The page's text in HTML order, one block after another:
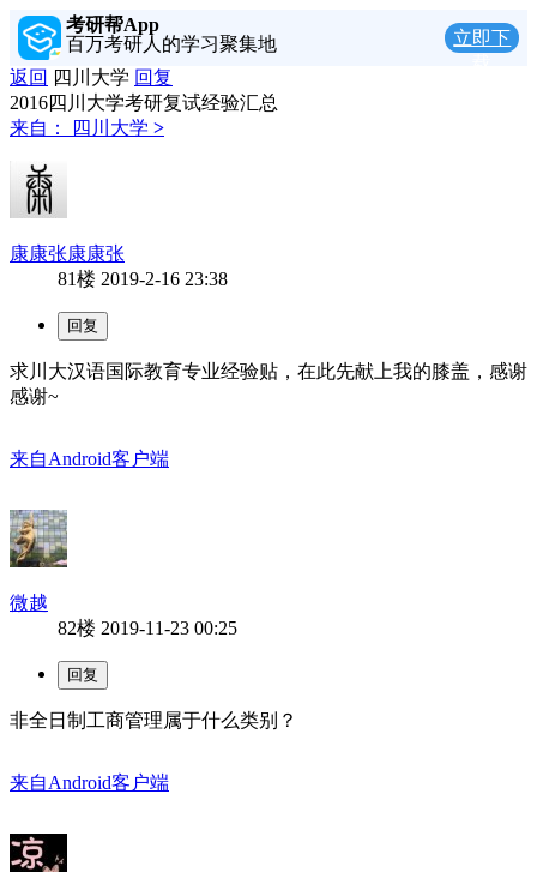
考研帮App
百万考研人的学习聚集地
立即下
返回 四川大学 回复
2016四川大学考研复试经验汇总
来自：
四川大学 >
康康张康康张
81楼 2019-2-16 23:38
求川大汉语国际教育专业经验贴，在此先献上我的膝盖，感谢
感谢~
来自Android客户端
微越
82楼 2019-11-23 00:25
非全日制工商管理属于什么类别？
来自Android客户端